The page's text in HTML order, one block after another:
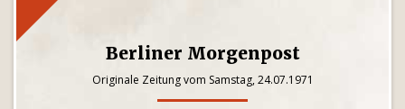
Berliner Morgenpost
Originale Zeitung vom Samstag, 24.07.1971